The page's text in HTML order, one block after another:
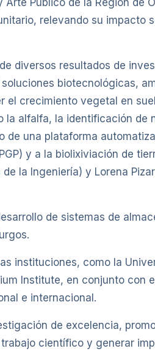
Público de la Región de
relevando su impacto
diversos resultados de
biotecnológicas,
el crecimiento vegetal en
alfalfa, la identificación de
de una plataforma
y a la biolixiviación de
la Ingeniería) y Lorena
de sistemas de
instituciones, como la
Institute, en conjunto con
e internacional.
de excelencia,
científico y generar